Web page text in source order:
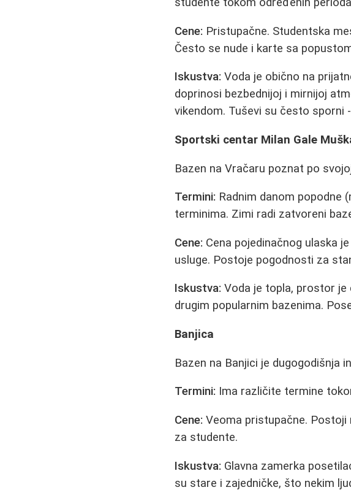
Cene: Pristupačne. Studentska
Često se nude i karte sa
Iskustva: Voda je obično na
doprinosi bezbednijoj i mirnijoj
vikendom. Tuševi su često sporni
Sportski centar Milan Gale
Bazen na Vračaru poznat po
Termini: Radnim danom popodne
terminima. Zimi radi zatvoreni
Cene: Cena pojedinačnog ulaska
usluge. Postoje pogodnosti za
Iskustva: Voda je topla, prostor je
drugim popularnim bazenima.
Banjica
Bazen na Banjici je dugogodišnja
Termini: Ima različite termine
Cene: Veoma pristupačne.
za studente.
Iskustva: Glavna zamerka
su stare i zajedničke, što nekim